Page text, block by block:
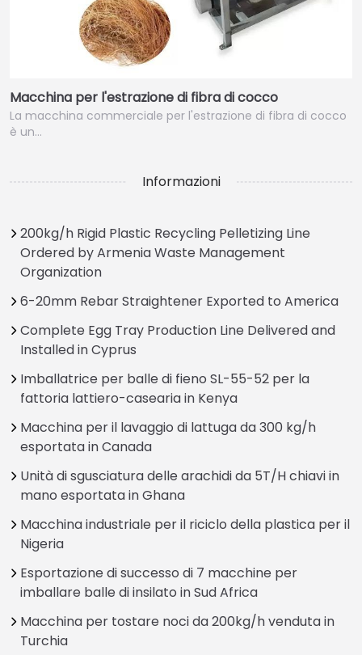
Macchina per l'estrazione di fibra di cocco
La macchina commerciale per l'estrazione di fibra di cocco
è un…
Informazioni
200kg/h Rigid Plastic Recycling Pelletizing Line
Ordered by Armenia Waste Management
Organization
6-20mm Rebar Straightener Exported to America
Complete Egg Tray Production Line Delivered and
Installed in Cyprus
Imballatrice per balle di fieno SL-55-52 per la
fattoria lattiero-casearia in Kenya
Macchina per il lavaggio di lattuga da 300 kg/h
esportata in Canada
Unità di sgusciatura delle arachidi da 5T/H chiavi in
mano esportata in Ghana
Macchina industriale per il riciclo della plastica per il
Nigeria
Esportazione di successo di 7 macchine per
imballare balle di insilato in Sud Africa
Macchina per tostare noci da 200kg/h venduta in
Turchia